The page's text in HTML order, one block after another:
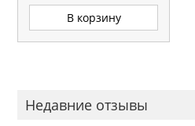
В корзину
Недавние отзывы